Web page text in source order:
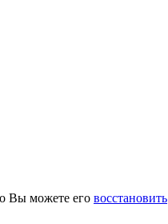
Вы можете его восстановить